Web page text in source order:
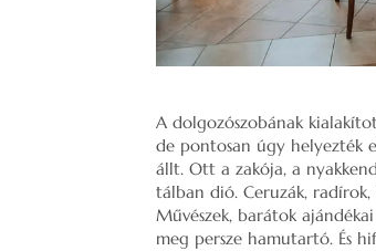
A dolgozószobának
de pontosan úgy helyezték
állt. Ott a zakója, a
tálban dió. Ceruzák, radírok,
Művészek, barátok
meg persze hamutartó. És